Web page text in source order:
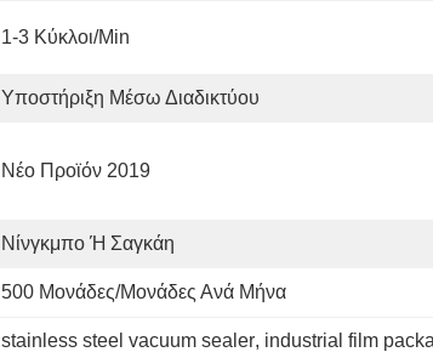
1-3 Κύκλοι/min
Υποστήριξη Μέσω Διαδικτύου
Νέο Προϊόν 2019
Νίνγκμπο Ή Σαγκάη
500 Μονάδες/μονάδες Ανά Μήνα
stainless steel vacuum sealer, industrial film